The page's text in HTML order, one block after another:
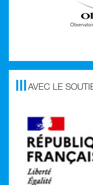
AVEC LE